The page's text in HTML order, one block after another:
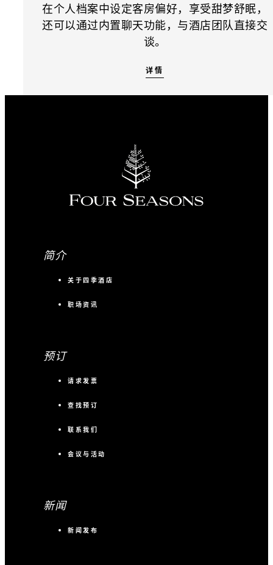
在个人档案中设定客房偏好，享受甜梦舒眠，
还可以通过内置聊天功能，与酒店团队直接交
谈。
详情
简介
关于四季酒店
职场资讯
预订
请求发票
查找预订
联系我们
会议与活动
新闻
新闻发布